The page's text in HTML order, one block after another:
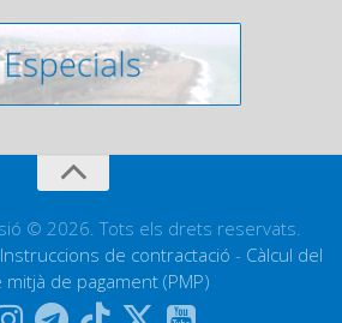
© 2026. Tots els drets reservats.
Instruccions de contractació - Càlcul del
de pagament (PMP)